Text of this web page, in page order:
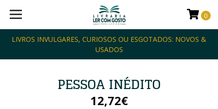
LIVROS INVULGARES, CURIOSOS OU ESGOTADOS: NOVOS &
USADOS
0
PESSOA INÉDITO
12,72€